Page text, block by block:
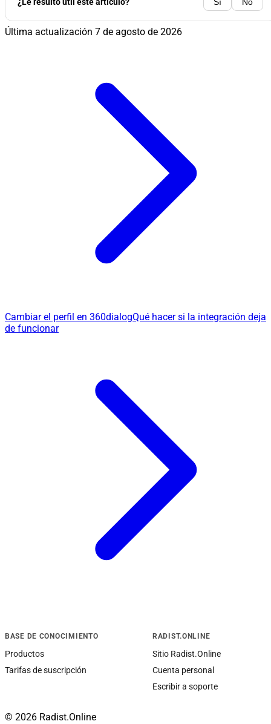
¿Le resultó útil este artículo? Sí No
Última actualización 7 de agosto de 2026
Cambiar el perfil en 360dialogQué hacer si la integración deja
de funcionar
BASE DE CONOCIMIENTO
Productos
Tarifas de suscripción
RADIST.ONLINE
Sitio Radist.Online
Cuenta personal
Escribir a soporte
© 2026 Radist.Online